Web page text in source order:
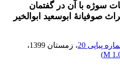
سوژه با آن در گفتمان
صوفیانۀ ابوسعید ابوالخیر
، زمستان 1399
،
)